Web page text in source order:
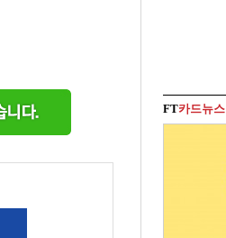
FT카드뉴스